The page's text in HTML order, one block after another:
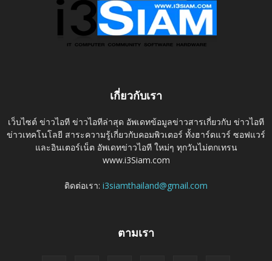
เกี่ยวกับเรา
เว็บไซต์ ข่าวไอที ข่าวไอทีล่าสุด อัพเดทข้อมูลข่าวสารเกี่ยวกับ ข่าวไอที
ข่าวเทคโนโลยี สาระความรู้เกี่ยวกับคอมพิวเตอร์ ทั้งฮาร์ดแวร์ ซอฟแวร์
และอินเตอร์เน็ต อัพเดทข่าวไอที ใหม่ๆ ทุกวันไม่ตกเทรน
www.i3Siam.com
ติดต่อเรา: i3siamthailand@gmail.com
ตามเรา